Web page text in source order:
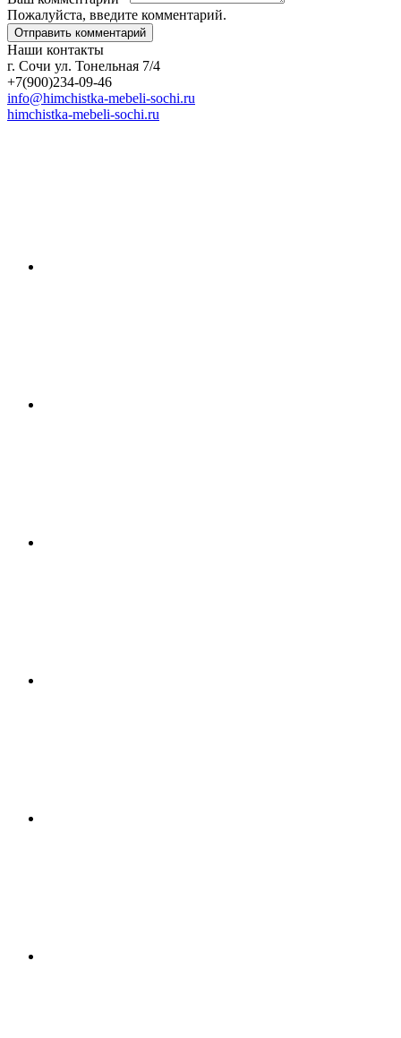
Пожалуйста, введите комментарий.
Наши контакты
г. Сочи ул. Тонельная 7/4
+7(900)234-09-46
info@himchistka-mebeli-sochi.ru
himchistka-mebeli-sochi.ru